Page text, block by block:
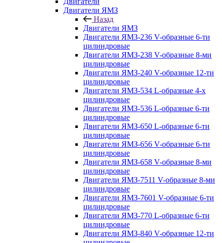
Двигатели ЯМЗ
Назад
Двигатели ЯМЗ
Двигатели ЯМЗ-236 V-образные 6-ти
цилиндровые
Двигатели ЯМЗ-238 V-образные 8-ми
цилиндровые
Двигатели ЯМЗ-240 V-образные 12-ти
цилиндровые
Двигатели ЯМЗ-534 L-образные 4-х
цилиндровые
Двигатели ЯМЗ-536 L-образные 6-ти
цилиндровые
Двигатели ЯМЗ-650 L-образные 6-ти
цилиндровые
Двигатели ЯМЗ-656 V-образные 6-ти
цилиндровые
Двигатели ЯМЗ-658 V-образные 8-ми
цилиндровые
Двигатели ЯМЗ-7511 V-образные 8-ми
цилиндровые
Двигатели ЯМЗ-7601 V-образные 6-ти
цилиндровые
Двигатели ЯМЗ-770 L-образные 6-ти
цилиндровые
Двигатели ЯМЗ-840 V-образные 12-ти